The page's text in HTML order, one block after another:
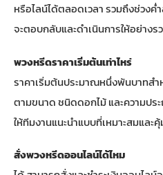
หรือไลน์ได้ตลอดเวลา รวมถึงช่วง
จะตอบกลับและดำเนินการให้อย่างร
พวงหรีดราคาเริ่มต้นเท่าไหร่
ราคาเริ่มต้นประมาณหนึ่งพันบาทส
ตามขนาด ชนิดดอกไม้ และความป
ให้ทีมงานแนะนำแบบที่เหมาะสมและ
สั่งพวงหรีดออนไลน์ได้ไหม